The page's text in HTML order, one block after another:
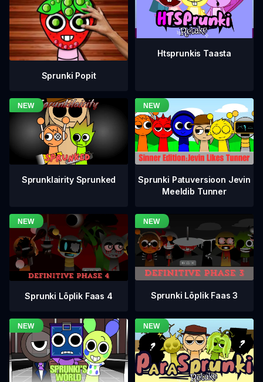
Sprunki Popit
Htsprunkis Taasta
Sprunklairity Sprunked
Sprunki Patuversioon Jevin
Meeldib Tunner
Sprunki Lõplik Faas 4 Sprunki Lõplik Faas 3